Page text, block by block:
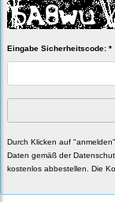
Eingabe Sicherheitscode: *
Durch Klicken auf
Daten gemäß der
kostenlos abbestellen. Die